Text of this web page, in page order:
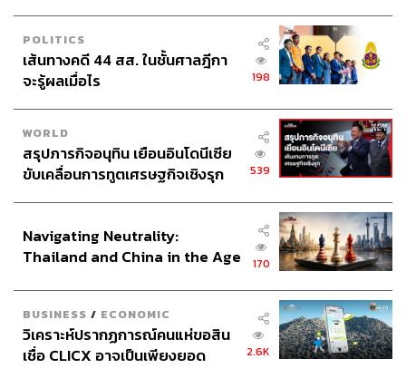
POLITICS
เส้นทางคดี 44 สส. ในชั้นศาลฎีกา
จะรู้ผลเมื่อไร
198
WORLD
สรุปภารกิจอนุทิน เยือนอินโดนีเซีย
ขับเคลื่อนการทูตเศรษฐกิจเชิงรุก
539
Navigating Neutrality:
Thailand and China in the Age
170
BUSINESS / ECONOMIC
วิเคราะห์ปรากฏการณ์คนแห่ขอสิน
เชื่อ CLICX อาจเป็นเพียงยอด
2.6K